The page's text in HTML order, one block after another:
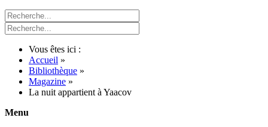
Vous êtes ici :
Accueil »
Bibliothèque »
Magazine »
La nuit appartient à Yaacov
Menu